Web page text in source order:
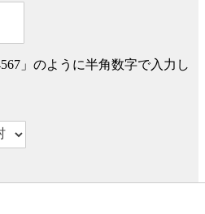
」のように半角数字で入力し